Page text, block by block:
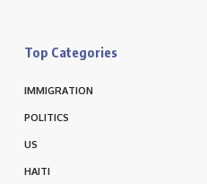
Top Categories
IMMIGRATION
POLITICS
US
HAITI